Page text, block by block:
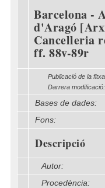
Barcelona -
d'Aragó
Cancelleria
ff. 88v-89r
Publicació de la
Darrera modificació:
Bases de dades:
Fons:
Descripció
Autor:
Procedència: